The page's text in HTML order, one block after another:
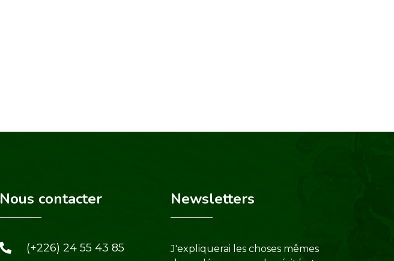
Nous contacter
(+226) 24 55 43 85
Newsletters
J'expliquerai les choses mêmes